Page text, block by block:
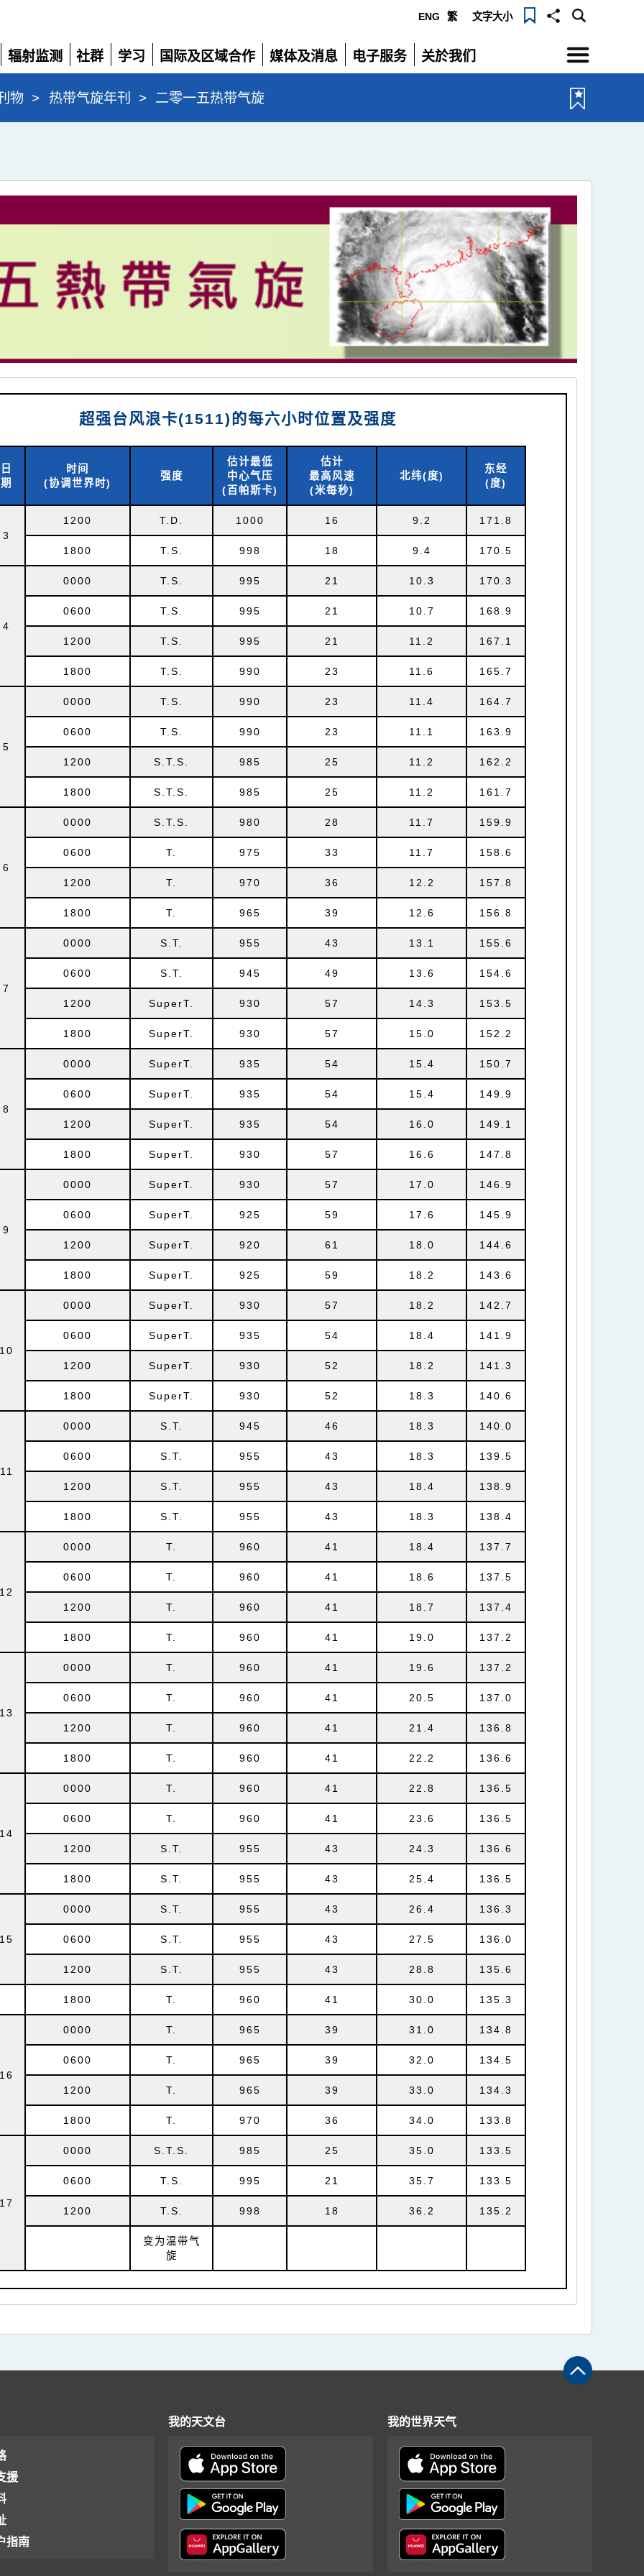
ENG 繁 文字大小
辐射监测
展
开
社群
展
开
学习
展
开
国际及区域合作
展
开
媒体及消息
展
电子服务
展
关於我们
展
选
单
物 > 热带气旋年刊 > 二零一五热带气旋
超强台风浪卡(1511)的每六小时位置及强度
日
期
时间
(协调世界时)
强度
估计最低
中心气压
(百帕斯卡)
估计
最高风速
(米每秒)
北纬(度)
东经
(度)
3
1200 T.D. 1000 16 9.2 171.8
1800 T.S. 998 18 9.4 170.5
4
0000 T.S. 995 21 10.3 170.3
0600 T.S. 995 21 10.7 168.9
1200 T.S. 995 21 11.2 167.1
1800 T.S. 990 23 11.6 165.7
5
0000 T.S. 990 23 11.4 164.7
0600 T.S. 990 23 11.1 163.9
1200 S.T.S. 985 25 11.2 162.2
1800 S.T.S. 985 25 11.2 161.7
6
0000 S.T.S. 980 28 11.7 159.9
0600 T. 975 33 11.7 158.6
1200 T. 970 36 12.2 157.8
1800 T. 965 39 12.6 156.8
7
0000 S.T. 955 43 13.1 155.6
0600 S.T. 945 49 13.6 154.6
1200 SuperT. 930 57 14.3 153.5
1800 SuperT. 930 57 15.0 152.2
8
0000 SuperT. 935 54 15.4 150.7
0600 SuperT. 935 54 15.4 149.9
1200 SuperT. 935 54 16.0 149.1
1800 SuperT. 930 57 16.6 147.8
9
0000 SuperT. 930 57 17.0 146.9
0600 SuperT. 925 59 17.6 145.9
1200 SuperT. 920 61 18.0 144.6
1800 SuperT. 925 59 18.2 143.6
10
0000 SuperT. 930 57 18.2 142.7
0600 SuperT. 935 54 18.4 141.9
1200 SuperT. 930 52 18.2 141.3
1800 SuperT. 930 52 18.3 140.6
11
0000 S.T. 945 46 18.3 140.0
0600 S.T. 955 43 18.3 139.5
1200 S.T. 955 43 18.4 138.9
1800 S.T. 955 43 18.3 138.4
12
0000 T. 960 41 18.4 137.7
0600 T. 960 41 18.6 137.5
1200 T. 960 41 18.7 137.4
1800 T. 960 41 19.0 137.2
13
0000 T. 960 41 19.6 137.2
0600 T. 960 41 20.5 137.0
1200 T. 960 41 21.4 136.8
1800 T. 960 41 22.2 136.6
14
0000 T. 960 41 22.8 136.5
0600 T. 960 41 23.6 136.5
1200 S.T. 955 43 24.3 136.6
1800 S.T. 955 43 25.4 136.5
15
0000 S.T. 955 43 26.4 136.3
0600 S.T. 955 43 27.5 136.0
1200 S.T. 955 43 28.8 135.6
1800 T. 960 41 30.0 135.3
16
0000 T. 965 39 31.0 134.8
0600 T. 965 39 32.0 134.5
1200 T. 965 39 33.0 134.3
1800 T. 970 36 34.0 133.8
17
0000 S.T.S. 985 25 35.0 133.5
0600 T.S. 995 21 35.7 133.5
1200 T.S. 998 18 36.2 135.2
变为温带气
旋
援
指南
我的天文台 我的世界天气